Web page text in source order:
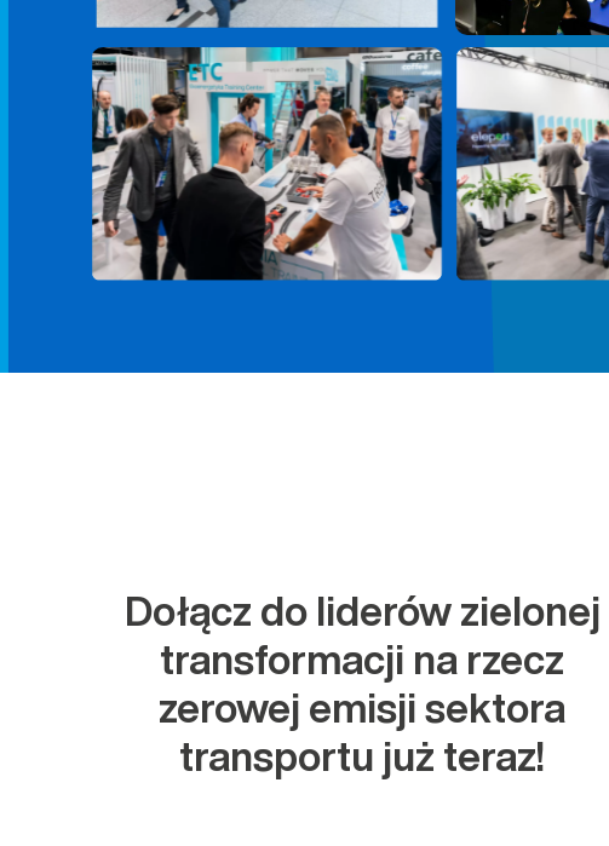
Dołącz do liderów zielonej
transformacji na rzecz
zerowej emisji sektora
transportu już teraz!